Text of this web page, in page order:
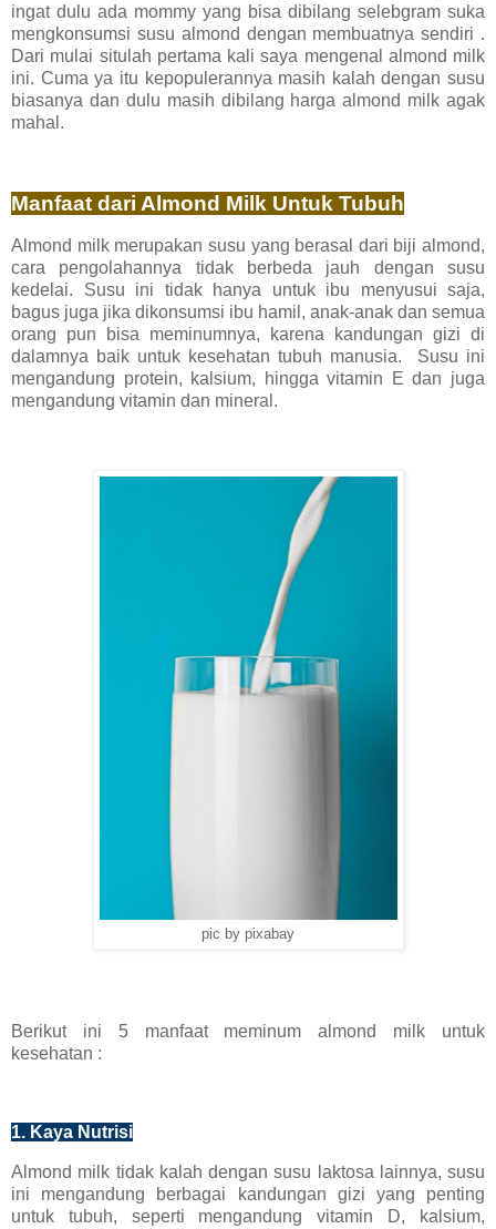
ingat dulu ada mommy yang bisa dibilang selebgram suka
mengkonsumsi susu almond dengan membuatnya sendiri .
Dari mulai situlah pertama kali saya mengenal almond milk
ini. Cuma ya itu kepopulerannya masih kalah dengan susu
biasanya dan dulu masih dibilang harga almond milk agak
mahal.
Manfaat dari Almond Milk Untuk Tubuh
Almond milk merupakan susu yang berasal dari biji almond,
cara pengolahannya tidak berbeda jauh dengan susu
kedelai. Susu ini tidak hanya untuk ibu menyusui saja,
bagus juga jika dikonsumsi ibu hamil, anak-anak dan semua
orang pun bisa meminumnya, karena kandungan gizi di
dalamnya baik untuk kesehatan tubuh manusia.
Susu ini
mengandung protein, kalsium, hingga vitamin E dan juga
mengandung vitamin dan mineral.
pic by pixabay
Berikut ini 5 manfaat meminum almond milk untuk
kesehatan :
1. Kaya Nutrisi
Almond milk tidak kalah dengan susu laktosa lainnya, susu
ini mengandung berbagai kandungan gizi yang penting
untuk tubuh, seperti mengandung vitamin D, kalsium,